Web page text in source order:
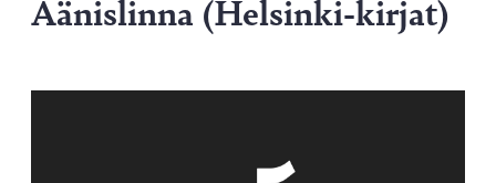
Äänislinna (Helsinki-kirjat)